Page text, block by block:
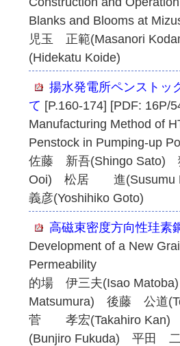
Blanks and Blooms at
児玉 正範(Masanori
(Hidekatu Koide)
揚水発電所ペンストッ
て [P.160-174] [PDF: 16P/
Manufacturing Method of
Penstock in Pumping-up
佐藤 新吾(Shingo
Ooi) 松居 進(Susumu
義彦(Yoshihiko Goto)
高磁束密度方向性珪素
Development of a New
Permeability
的場 伊三夫(Isao
Matsumura) 後藤 公道
菅 孝宏(Takahiro
(Bunjiro Fukuda) 平田 二